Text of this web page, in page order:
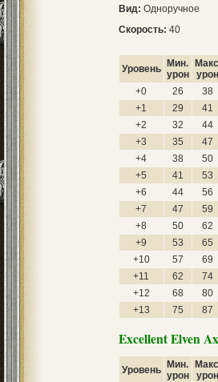
Вид: Одноручное
Скорость: 40
Уровень
Мин.
урон
урон
+0
26
38
+1
29
41
+2
32
44
+3
35
47
+4
38
50
+5
41
53
+6
44
56
+7
47
59
+8
50
62
+9
53
65
+10
57
69
+11
62
74
+12
68
80
+13
75 87
Excellent Elven
Уровень
Мин.
урон
урон